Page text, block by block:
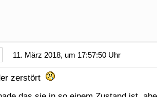
11. März 2018, um 17:57:50 Uhr
zerstört